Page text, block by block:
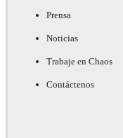
Prensa
Noticias
Trabaje en Chaos
Contáctenos